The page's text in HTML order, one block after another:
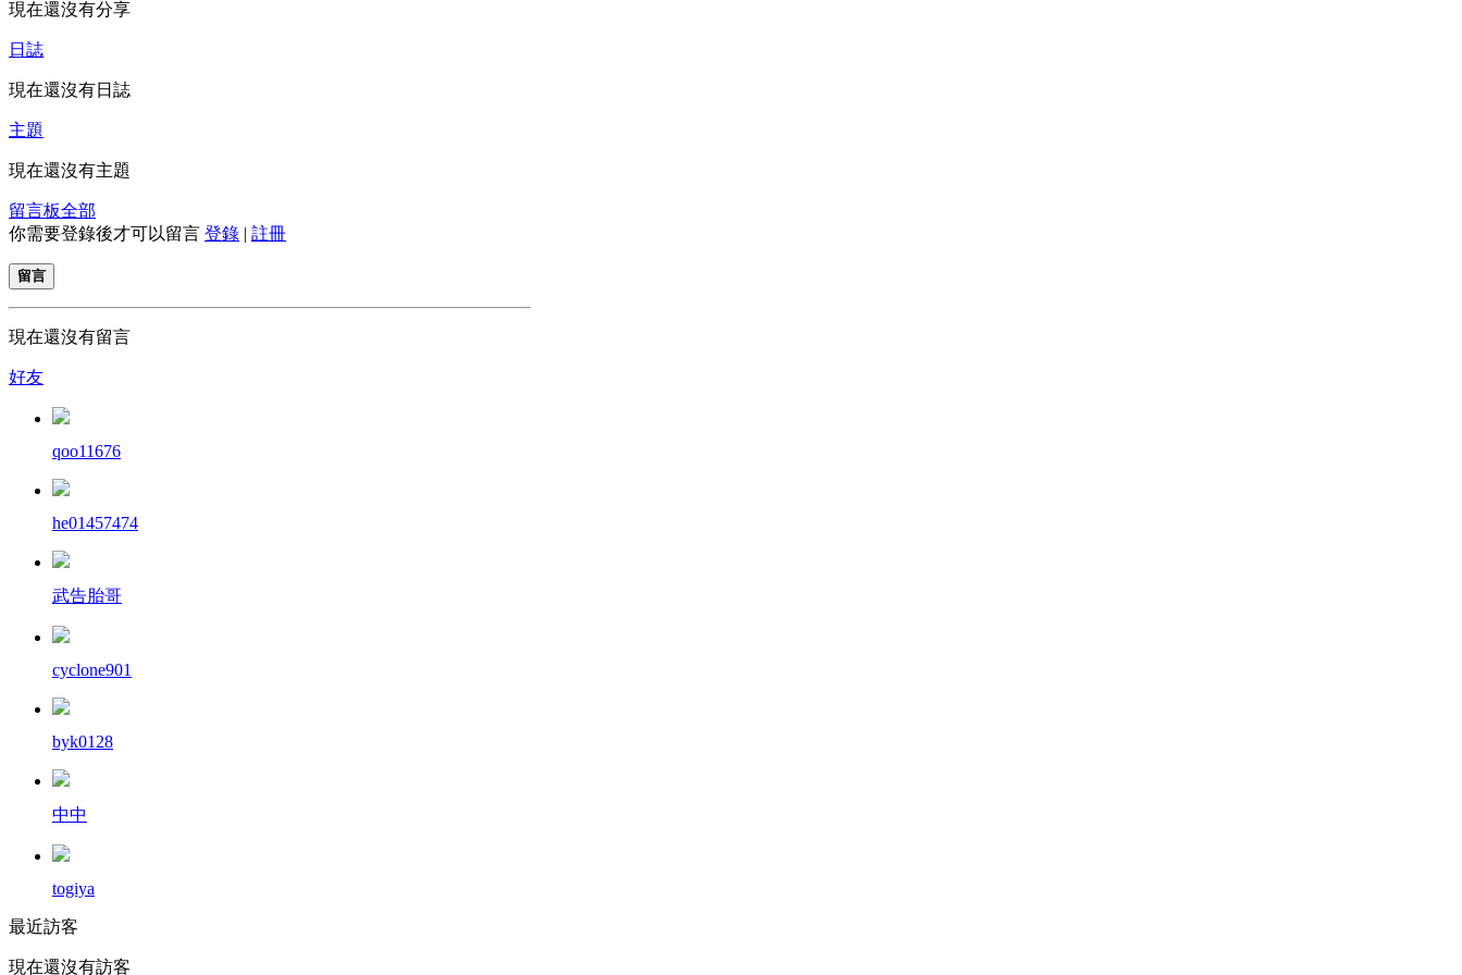
現在還沒有分享
日誌
現在還沒有日誌
主題
現在還沒有主題
留言板全部
你需要登錄後才可以留言 登錄 | 註冊
留言
現在還沒有留言
好友
qoo11676
he01457474
武告胎哥
cyclone901
byk0128
中中
togiya
最近訪客
現在還沒有訪客